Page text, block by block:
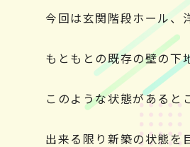
今回は玄関階段ホール、
もともとの既存の壁の下
このような状態があると
出来る限り新築の状態を